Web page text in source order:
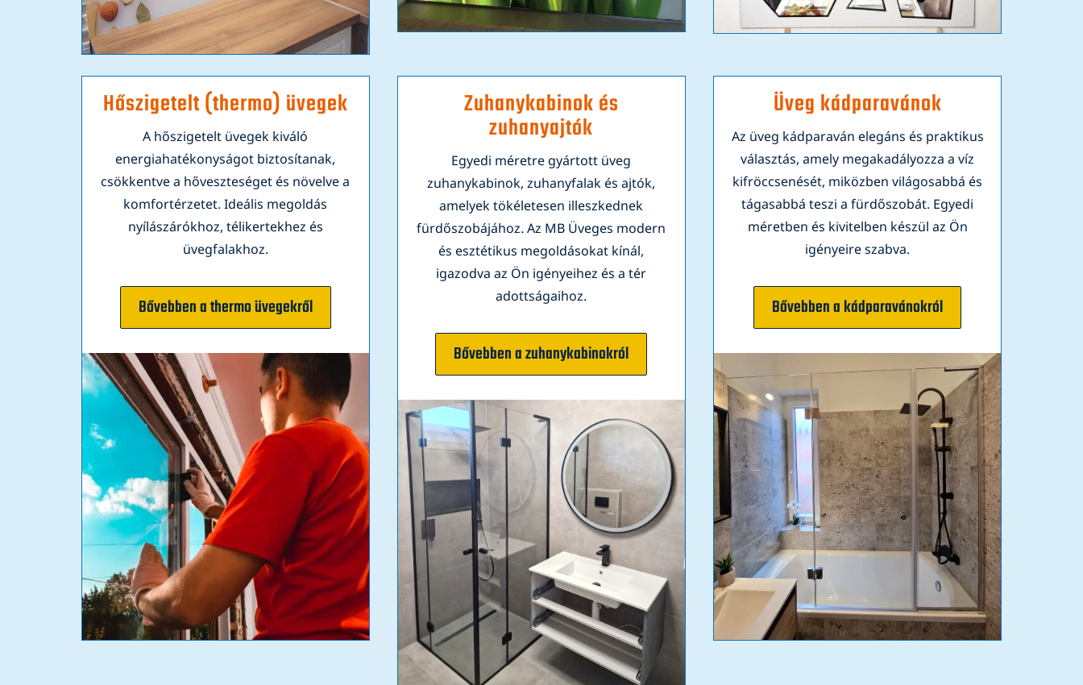
Hőszigetelt (thermo) üvegek
A hőszigetelt üvegek kiváló
energiahatékonyságot biztosítanak,
csökkentve a hőveszteséget és növelve a
komfortérzetet. Ideális megoldás
nyílászárókhoz, télikertekhez és
üvegfalakhoz.
Bővebben a thermo üvegekről
Zuhanykabinok és
zuhanyajtók
Egyedi méretre gyártott üveg
zuhanykabinok, zuhanyfalak és ajtók,
amelyek tökéletesen illeszkednek
fürdőszobájához. Az MB Üveges modern
és esztétikus megoldásokat kínál,
igazodva az Ön igényeihez és a tér
adottságaihoz.
Bővebben a zuhanykabinokról
Üveg kádparavánok
Az üveg kádparaván elegáns és praktikus
választás, amely megakadályozza a víz
kifröccsenését, miközben világosabbá és
tágasabbá teszi a fürdőszobát. Egyedi
méretben és kivitelben készül az Ön
igényeire szabva.
Bővebben a kádparavánokról